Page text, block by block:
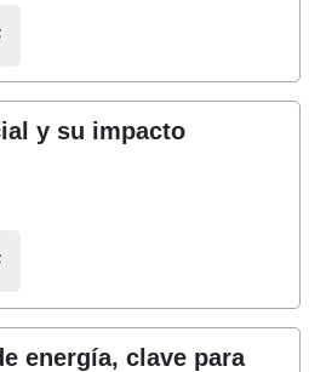
y su impacto
energía, clave para